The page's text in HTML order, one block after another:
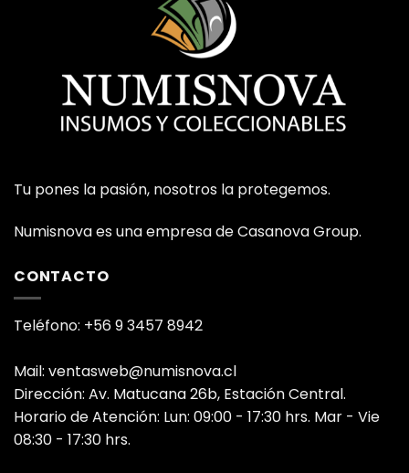
Tu pones la pasión, nosotros la protegemos.
Numisnova es una empresa de Casanova Group.
CONTACTO
Teléfono: +56 9 3457 8942
Mail: ventasweb@numisnova.cl
Dirección: Av. Matucana 26b, Estación Central.
Horario de Atención: Lun: 09:00 - 17:30 hrs. Mar - Vie
08:30 - 17:30 hrs.